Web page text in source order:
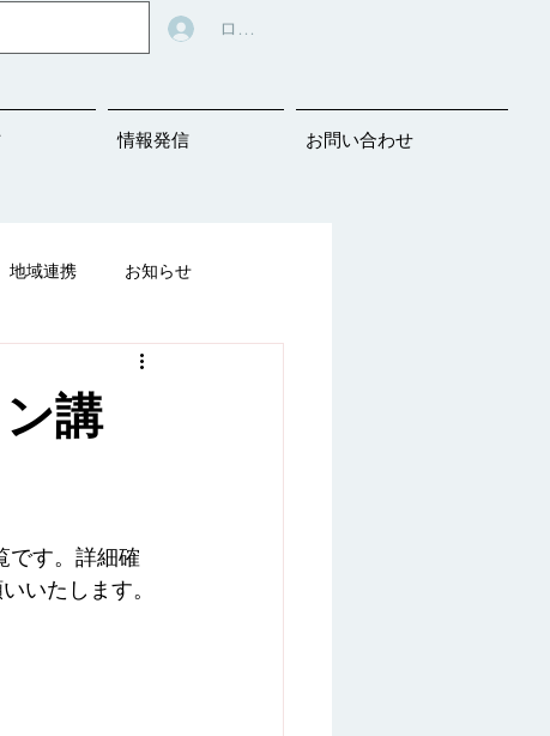
ログイン
情報発信 お問い合わせ
地域連携 お知らせ
オンライン相談
講
です。詳細確
いたします。